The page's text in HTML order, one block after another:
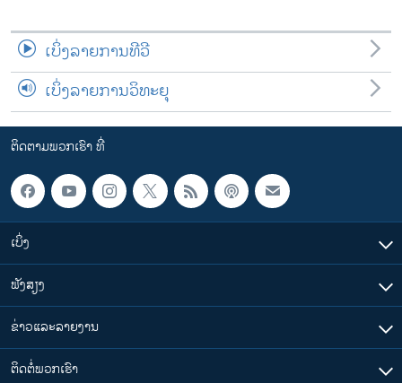
ເບິ່ງລາຍການທີວີ
ເບິ່ງລາຍການວິທະຍຸ
ຕິດຕາມພວກເຮົາ ທີ່
ເບິ່ງ
ຟັງສຽງ
ຂ່າວແລະລາຍງານ
ຕິດຕໍ່ພວກເຮົາ